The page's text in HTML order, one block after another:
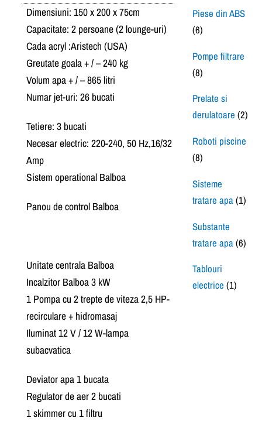
Dimensiuni: 150 x 200 x 75cm
Capacitate: 2 persoane (2 lounge-uri)
Cada acryl :Aristech (USA)
Greutate goala + / – 240 kg
Volum apa + / – 865 litri
Numar jet-uri: 26 bucati
Tetiere: 3 bucati
Necesar electric: 220-240, 50 Hz,16/32
Amp
Sistem operational Balboa
Panou de control Balboa
Unitate centrala Balboa
Incalzitor Balboa 3 kW
1 Pompa cu 2 trepte de viteza 2,5 HP-
recirculare + hidromasaj
Iluminat 12 V / 12 W-lampa
subacvatica
Deviator apa 1 bucata
Regulator de aer 2 bucati
1 skimmer cu 1 filtru
Piese din ABS
(6)
Pompe filtrare
(8)
Prelate si
derulatoare (2)
Roboti piscine
(8)
Sisteme
tratare apa(1)
Substante
tratare apa(6)
Tablouri
electrice (1)